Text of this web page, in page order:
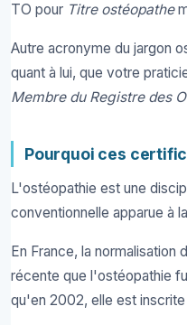
TO pour Titre ostéopathe
Autre acronyme du jargon
quant à lui, que votre
Membre du Registre des
Pourquoi ces
L'ostéopathie est une
conventionnelle apparue à
En France, la normalisation
récente que l'ostéopathie
qu'en 2002, elle est